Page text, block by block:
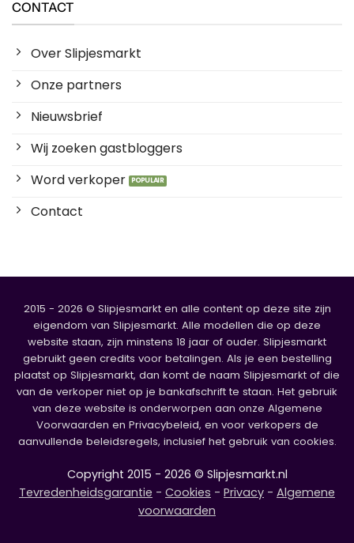
CONTACT
Over Slipjesmarkt
Onze partners
Nieuwsbrief
Wij zoeken gastbloggers
Word verkoper
Contact
2015 - 2026 © Slipjesmarkt en alle content op deze site zijn
eigendom van Slipjesmarkt. Alle modellen die op deze
website staan, zijn minstens 18 jaar of ouder. Slipjesmarkt
gebruikt geen credits voor betalingen. Als je een bestelling
plaatst op Slipjesmarkt, dan komt de naam Slipjesmarkt of die
van de verkoper niet op je bankafschrift te staan. Het gebruik
van deze website is onderworpen aan onze Algemene
Voorwaarden en Privacybeleid, en voor verkopers de
aanvullende beleidsregels, inclusief het gebruik van cookies.
Copyright 2015 - 2026 © Slipjesmarkt.nl
Tevredenheidsgarantie - Cookies - Privacy - Algemene
voorwaarden